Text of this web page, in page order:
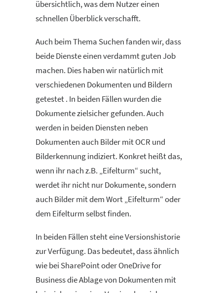
übersichtlich, was dem Nutzer einen
schnellen Überblick verschafft.
Auch beim Thema Suchen fanden wir, dass
beide Dienste einen verdammt guten Job
machen. Dies haben wir natürlich mit
verschiedenen Dokumenten und Bildern
getestet . In beiden Fällen wurden die
Dokumente zielsicher gefunden. Auch
werden in beiden Diensten neben
Dokumenten auch Bilder mit OCR und
Bilderkennung indiziert. Konkret heißt das,
wenn ihr nach z.B. „Eifelturm“ sucht,
werdet ihr nicht nur Dokumente, sondern
auch Bilder mit dem Wort „Eifelturm“ oder
dem Eifelturm selbst finden.
In beiden Fällen steht eine Versionshistorie
zur Verfügung. Das bedeutet, dass ähnlich
wie bei SharePoint oder OneDrive for
Business die Ablage von Dokumenten mit